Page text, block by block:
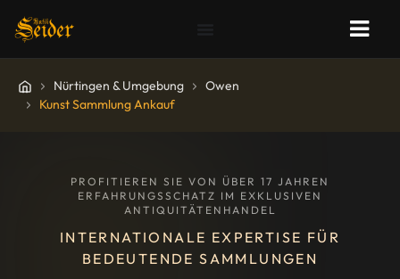
Nürtingen & Umgebung
Owen
Kunst Sammlung Ankauf
PROFITIEREN SIE VON ÜBER 17 JAHREN
ERFAHRUNGSSCHATZ IM EXKLUSIVEN
ANTIQUITÄTENHANDEL
INTERNATIONALE EXPERTISE FÜR
BEDEUTENDE SAMMLUNGEN